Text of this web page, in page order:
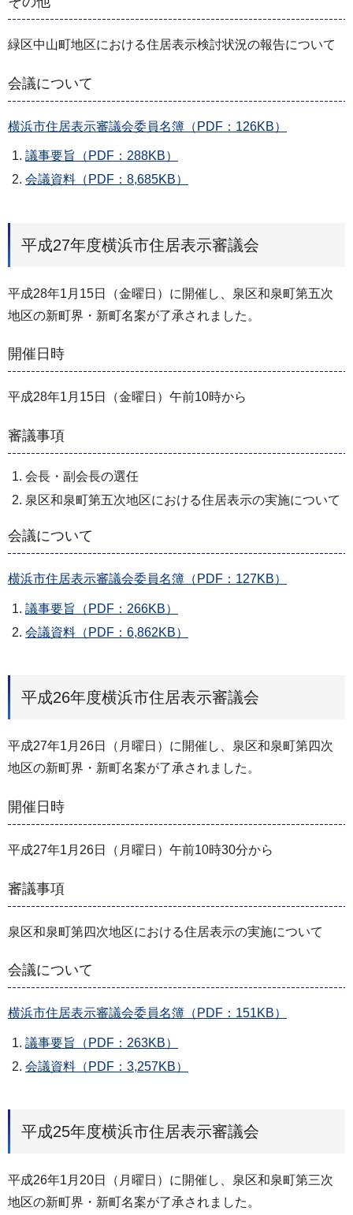
緑区中山町地区における住居表示検討状況の報告について
会議について
横浜市住居表示審議会委員名簿（PDF：126KB）
議事要旨（PDF：288KB）
会議資料（PDF：8,685KB）
平成27年度横浜市住居表示審議会
平成28年1月15日（金曜日）に開催し、泉区和泉町第五次
地区の新町界・新町名案が了承されました。
開催日時
平成28年1月15日（金曜日）午前10時から
審議事項
会長・副会長の選任
泉区和泉町第五次地区における住居表示の実施について
会議について
横浜市住居表示審議会委員名簿（PDF：127KB）
議事要旨（PDF：266KB）
会議資料（PDF：6,862KB）
平成26年度横浜市住居表示審議会
平成27年1月26日（月曜日）に開催し、泉区和泉町第四次
地区の新町界・新町名案が了承されました。
開催日時
平成27年1月26日（月曜日）午前10時30分から
審議事項
泉区和泉町第四次地区における住居表示の実施について
会議について
横浜市住居表示審議会委員名簿（PDF：151KB）
議事要旨（PDF：263KB）
会議資料（PDF：3,257KB）
平成25年度横浜市住居表示審議会
平成26年1月20日（月曜日）に開催し、泉区和泉町第三次
地区の新町界・新町名案が了承されました。